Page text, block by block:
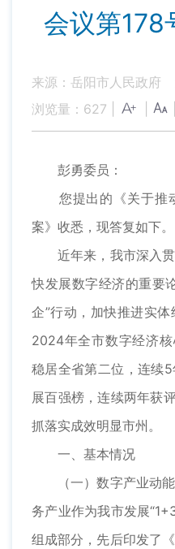
会议第178
来源：岳阳市人民政府
浏览量： 627
彭勇委员：
您提出的《关于推
案》收悉，现答复如下。
近年来，我市深入贯
快发展数字经济的重要
企”行动，加快推进实体
2024年全市数字经济
稳居全省第二位，连续
展百强榜，连续两年获
抓落实成效明显市州。
一、基本情况
（一）数字产业动能
务产业作为我市发展
组成部分，先后印发了